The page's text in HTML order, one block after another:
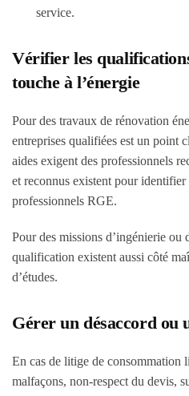
service.
Vérifier les
touche à l’énergie
Pour des travaux de rénovation
entreprises qualifiées est un point
aides exigent des professionnels
et reconnus existent pour identifier
professionnels RGE.
Pour des missions d’ingénierie ou
qualification existent aussi côté
d’études.
Gérer un désaccord ou
En cas de litige de consommation
malfaçons, non-respect du devis,